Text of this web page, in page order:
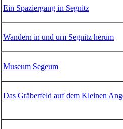
Ein Spaziergang in Segnitz
Wandern in und um Segnitz herum
Museum Segeum
Das Gräberfeld auf dem Kleinen